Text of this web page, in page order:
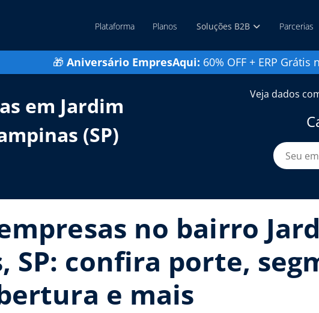
Plataforma Planos Soluções B2B Parcerias
🎁 Aniversário EmpresAqui: 60% OFF + ERP Grátis
em Jardim
(SP)
Veja dados
no bairro
SP: confira porte,
e mais